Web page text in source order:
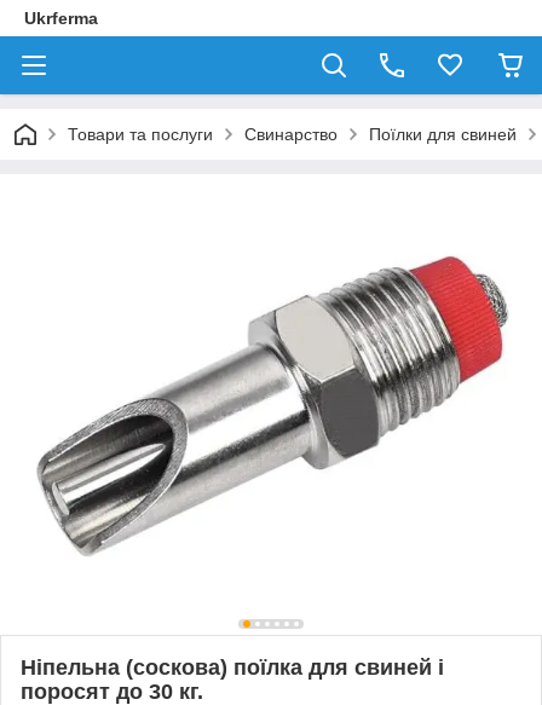
Ukrferma
Товари та послуги Свинарство Поїлки для свиней
Ніпельна (соскова) поїлка для свиней і
поросят до 30 кг.